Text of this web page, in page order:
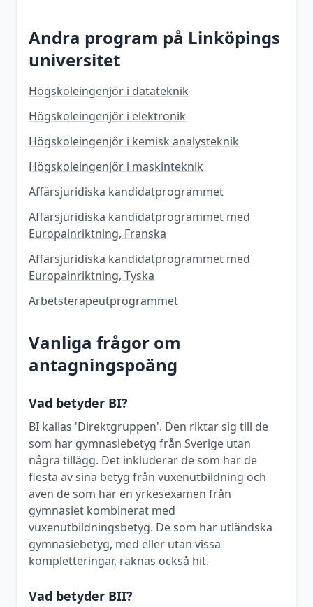
Andra program på Linköpings
universitet
Högskoleingenjör i datateknik
Högskoleingenjör i elektronik
Högskoleingenjör i kemisk analysteknik
Högskoleingenjör i maskinteknik
Affärsjuridiska kandidatprogrammet
Affärsjuridiska kandidatprogrammet med
Europainriktning, Franska
Affärsjuridiska kandidatprogrammet med
Europainriktning, Tyska
Arbetsterapeutprogrammet
Vanliga frågor om
antagningspoäng
Vad betyder BI?
BI kallas 'Direktgruppen'. Den riktar sig till de
som har gymnasiebetyg från Sverige utan
några tillägg. Det inkluderar de som har de
flesta av sina betyg från vuxenutbildning och
även de som har en yrkesexamen från
gymnasiet kombinerat med
vuxenutbildningsbetyg. De som har utländska
gymnasiebetyg, med eller utan vissa
kompletteringar, räknas också hit.
Vad betyder BII?